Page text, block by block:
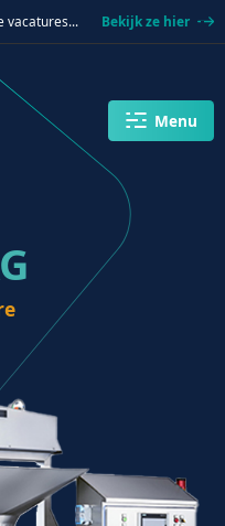
vacatures... Bekijk ze hier
Menu